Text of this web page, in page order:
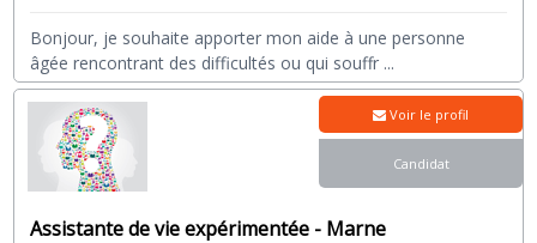
Bonjour, je souhaite apporter mon aide à une personne
âgée rencontrant des difficultés ou qui souffr ...
Assistante de vie expérimentée - Marne
Voir le profil
Candidat